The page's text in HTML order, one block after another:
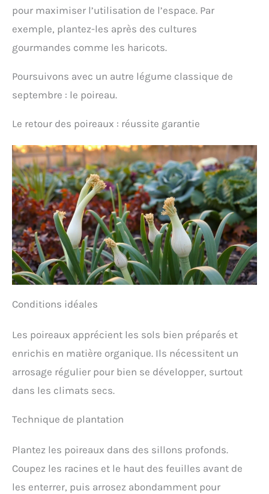
pour maximiser l’utilisation de l’espace. Par
exemple, plantez-les après des cultures
gourmandes comme les haricots.
Poursuivons avec un autre légume classique de
septembre : le poireau.
Le retour des poireaux : réussite garantie
Conditions idéales
Les poireaux apprécient les sols bien préparés et
enrichis en matière organique. Ils nécessitent un
arrosage régulier pour bien se développer, surtout
dans les climats secs.
Technique de plantation
Plantez les poireaux dans des sillons profonds.
Coupez les racines et le haut des feuilles avant de
les enterrer, puis arrosez abondamment pour